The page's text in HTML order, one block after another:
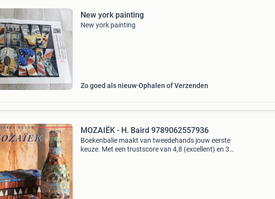
New york painting
New york painting
Zo goed als nieuw Ophalen of Verzenden
MOZAIËK - H. Baird 9789062557936
Boekenbalie maakt van tweedehands jouw eerste
keuze. Met een trustscore van 4,8 (excellent) en 30